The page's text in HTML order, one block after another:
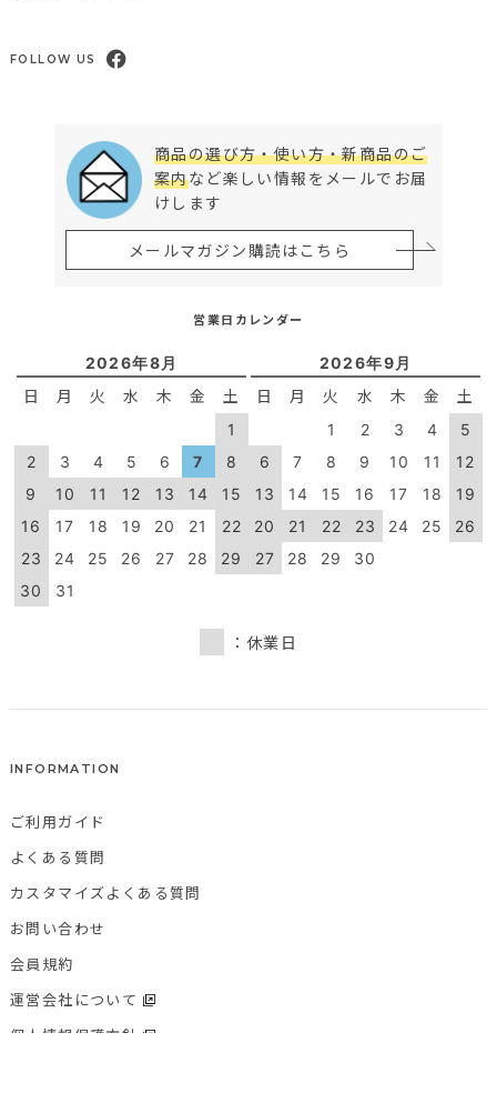
FOLLOW US
商品の選び方・使い方・新商品のご
案内など楽しい情報をメールでお届
けします
メールマガジン購読はこちら
営業日カレンダー
2026年8月
日 月 火 水 木 金 土
1
2
3 4 5 6 7
8
9
10 11 12 13 14
15
16
17 18 19 20 21
22
23
24 25 26 27 28
29
30
31
2026年9月
日 月 火 水 木 金 土
1 2 3 4
5
6
7 8 9 10 11
12
13
14 15 16 17 18
19
20
21 22 23 24 25
26
27
28 29 30
：休業日
INFORMATION
ご利用ガイド
よくある質問
カスタマイズよくある質問
お問い合わせ
会員規約
運営会社について
個人情報保護方針